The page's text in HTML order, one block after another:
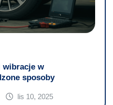
wibracje w
sposoby
lis 10, 2025